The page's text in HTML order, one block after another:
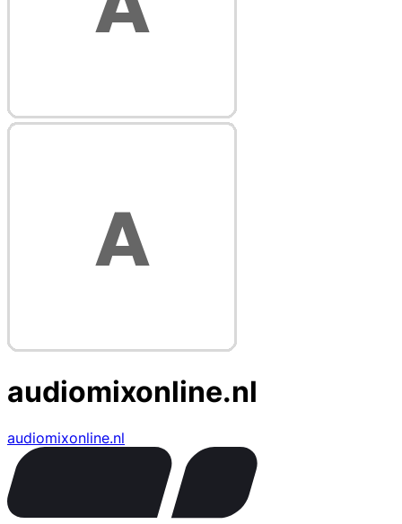
audiomixonline.nl
audiomixonline.nl